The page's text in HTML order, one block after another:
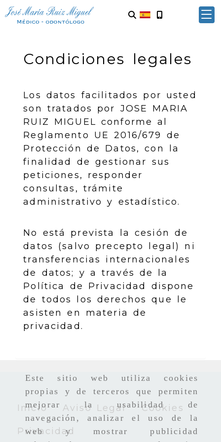
Este sitio web utiliza cookies
propias y de terceros que permiten
mejorar la usabilidad de
navegación, analizar el uso de la
web y mostrar publicidad
Condiciones legales
Los datos facilitados por usted
son tratados por JOSE MARIA
RUIZ MIGUEL conforme al
Reglamento UE 2016/679 de
Protección de Datos, con la
finalidad de gestionar sus
peticiones, responder
consultas, trámite
administrativo y estadístico.
No está prevista la cesión de
datos (salvo precepto legal) ni
transferencias internacionales
de datos; y a través de la
Política de Privacidad dispone
de todos los derechos que le
asisten en materia de
privacidad.
Inicio Aviso Legal Cookies
Privacidad